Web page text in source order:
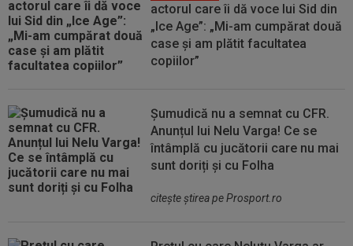
actorul care îi dă voce lui Sid din
„Ice Age”: „Mi-am cumpărat două
case și am plătit facultatea
copiilor”
Șumudică nu a semnat cu CFR.
Anunțul lui Nelu Varga! Ce se
întâmplă cu jucătorii care nu mai
sunt doriți și cu Folha
citeşte ştirea pe Prosport.ro